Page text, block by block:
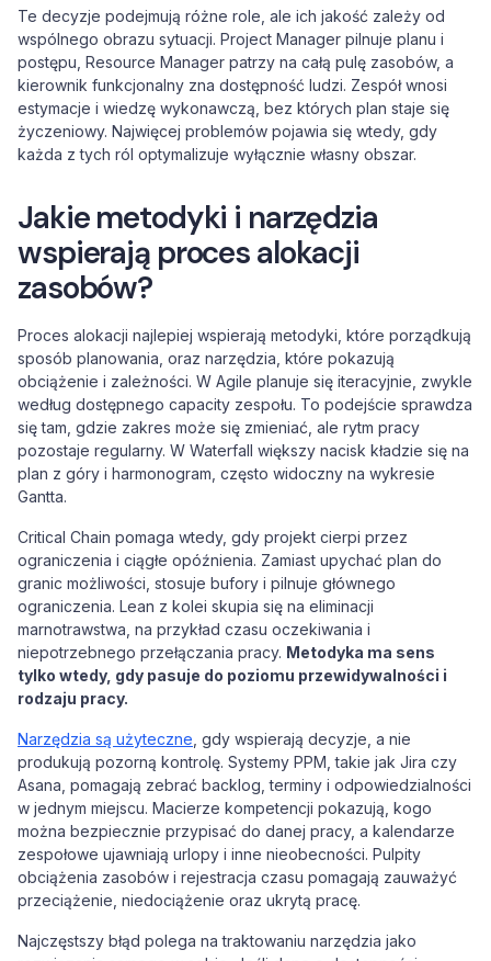
Te decyzje podejmują różne role, ale ich jakość zależy od
wspólnego obrazu sytuacji. Project Manager pilnuje planu i
postępu, Resource Manager patrzy na całą pulę zasobów, a
kierownik funkcjonalny zna dostępność ludzi. Zespół wnosi
estymacje i wiedzę wykonawczą, bez których plan staje się
życzeniowy. Najwięcej problemów pojawia się wtedy, gdy
każda z tych ról optymalizuje wyłącznie własny obszar.
Jakie metodyki i narzędzia
wspierają proces alokacji
zasobów?
Proces alokacji najlepiej wspierają metodyki, które porządkują
sposób planowania, oraz narzędzia, które pokazują
obciążenie i zależności. W Agile planuje się iteracyjnie, zwykle
według dostępnego capacity zespołu. To podejście sprawdza
się tam, gdzie zakres może się zmieniać, ale rytm pracy
pozostaje regularny. W Waterfall większy nacisk kładzie się na
plan z góry i harmonogram, często widoczny na wykresie
Gantta.
Critical Chain pomaga wtedy, gdy projekt cierpi przez
ograniczenia i ciągłe opóźnienia. Zamiast upychać plan do
granic możliwości, stosuje bufory i pilnuje głównego
ograniczenia. Lean z kolei skupia się na eliminacji
marnotrawstwa, na przykład czasu oczekiwania i
niepotrzebnego przełączania pracy. Metodyka ma sens
tylko wtedy, gdy pasuje do poziomu przewidywalności i
rodzaju pracy.
Narzędzia są użyteczne , gdy wspierają decyzje, a nie
produkują pozorną kontrolę. Systemy PPM, takie jak Jira czy
Asana, pomagają zebrać backlog, terminy i odpowiedzialności
w jednym miejscu. Macierze kompetencji pokazują, kogo
można bezpiecznie przypisać do danej pracy, a kalendarze
zespołowe ujawniają urlopy i inne nieobecności. Pulpity
obciążenia zasobów i rejestracja czasu pomagają zauważyć
przeciążenie, niedociążenie oraz ukrytą pracę.
Najczęstszy błąd polega na traktowaniu narzędzia jako